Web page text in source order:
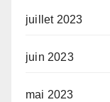
juillet 2023
juin 2023
mai 2023